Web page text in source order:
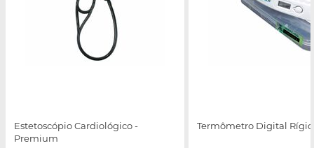
Estetoscópio Cardiológico -
Premium
Termômetro Digital